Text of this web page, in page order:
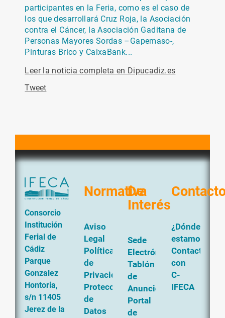
participantes en la Feria, como es el caso de
los que desarrollará Cruz Roja, la Asociación
contra el Cáncer, la Asociación Gaditana de
Personas Mayores Sordas –Gapemaso-,
Pinturas Brico y CaixaBank...
Leer la noticia completa en Dipucadiz.es
Tweet
Consorcio
Institución
Ferial de
Cádiz
Parque
Gonzalez
Hontoria,
s/n 11405
Jerez de la
Normativa
Aviso
Legal
Política
de
Privacidad
Protección
de
Datos
De
Interés
Sede
Electrónica
Tablón
de
Anuncios
Portal
de
¿Dónde
estamos?
Contacta
con
C-
IFECA